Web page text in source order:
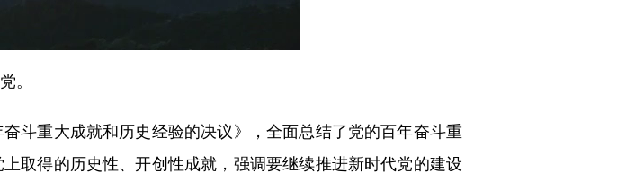
。
重大成就和历史经验的决议》，全面总结了党的百年奋斗重
取得的历史性、开创性成就，强调要继续推进新时代党的建设